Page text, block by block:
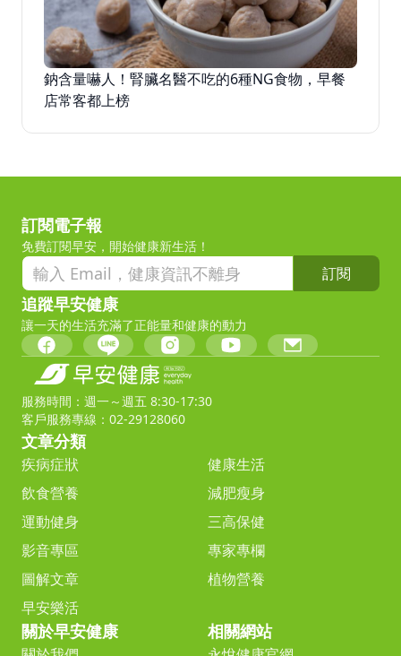
鈉含量嚇人！腎臟名醫不吃的6種NG食物，早餐
店常客都上榜
訂閱電子報
免費訂閱早安，開始健康新生活！
訂閱
追蹤早安健康
讓一天的生活充滿了正能量和健康的動力
服務時間：週一～週五 8:30-17:30
客戶服務專線：02-29128060
文章分類
疾病症狀
健康生活
飲食營養
減肥瘦身
運動健身
三高保健
影音專區
專家專欄
圖解文章
植物營養
早安樂活
關於早安健康 相關網站